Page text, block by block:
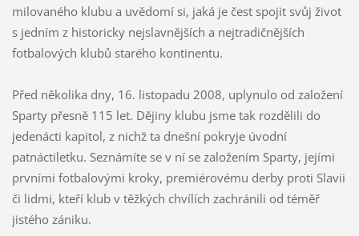
milovaného klubu a uvědomí si, jaká je čest spojit svůj život
s jedním z historicky nejslavnějších a nejtradičnějších
fotbalových klubů starého kontinentu.
Před několika dny, 16. listopadu 2008, uplynulo od založení
Sparty přesně 115 let. Dějiny klubu jsme tak rozdělili do
jedenácti kapitol, z nichž ta dnešní pokryje úvodní
patnáctiletku. Seznámíte se v ní se založením Sparty, jejími
prvními fotbalovými kroky, premiérovému derby proti Slavii
či lidmi, kteří klub v těžkých chvílích zachránili od téměř
jistého zániku.